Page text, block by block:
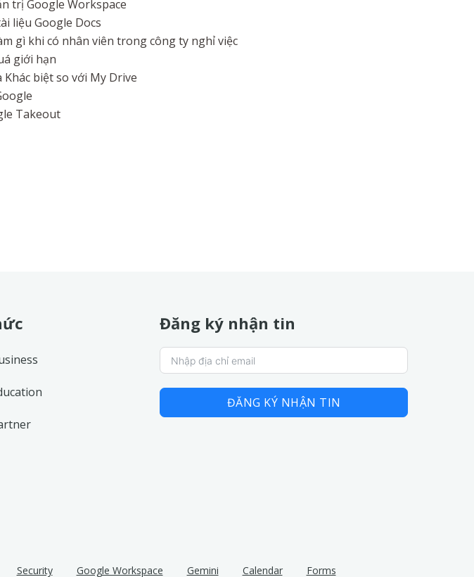
trị Google Workspace
liệu Google Docs
gì khi có nhân viên trong công ty nghỉ việc
giới hạn
biệt so với My Drive
Takeout
Đăng ký nhận tin
ĐĂNG KÝ NHẬN TIN
Security Google Workspace Gemini Calendar Forms